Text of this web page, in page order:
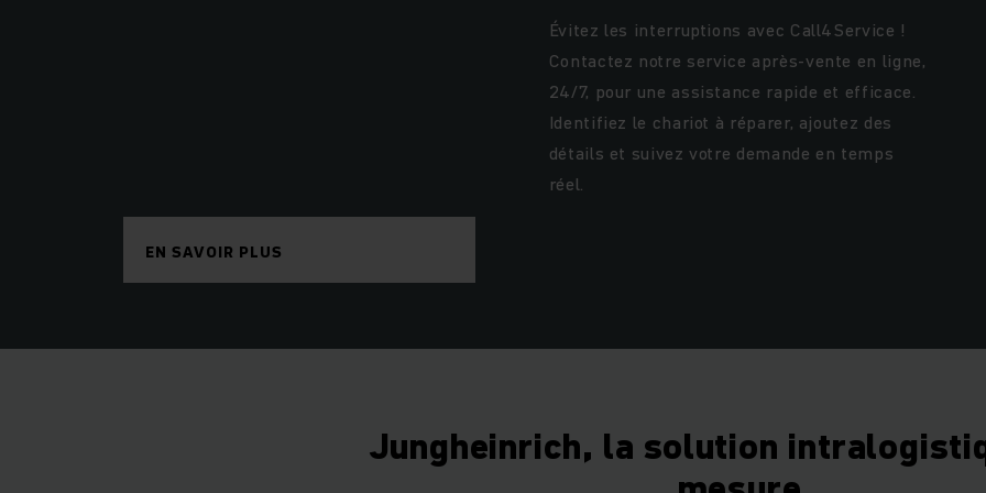
EN SAVOIR PLUS
Évitez les interruptions avec Call4Service !
Contactez notre service après-vente en ligne,
24/7, pour une assistance rapide et efficace.
Identifiez le chariot à réparer, ajoutez des
détails et suivez votre demande en temps
réel.
Jungheinrich, la solution